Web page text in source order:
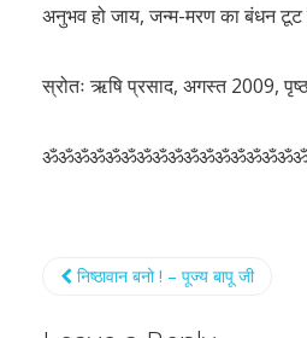
अनुभव हो जाय, जन्म-मरण का बंधन टूट
स्रोतः ऋषि प्रसाद, अगस्त 2009,
निष्ठावान बनो ! – पूज्य बापू जी